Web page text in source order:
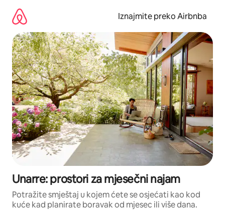
sadržaj
Iznajmite preko Airbnba
Unarre: prostori za mjesečni najam
Potražite smještaj u kojem ćete se osjećati kao kod
kuće kad planirate boravak od mjesec ili više dana.